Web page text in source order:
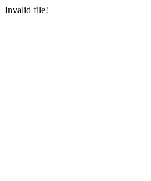
Invalid file!